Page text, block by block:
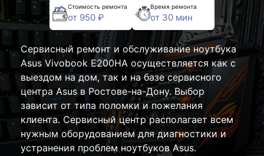
Стоимость ремонта
от 950 ₽
Время ремонта
от 30 мин
Сервисный ремонт и обслуживание ноутбука
Asus Vivobook E200HA осуществляется как с
выездом на дом, так и на базе сервисного
центра Asus в Ростове-на-Дону. Выбор
зависит от типа поломки и пожелания
клиента. Сервисный центр располагает всем
нужным оборудованием для диагностики и
устранения проблем ноутбуков Asus.